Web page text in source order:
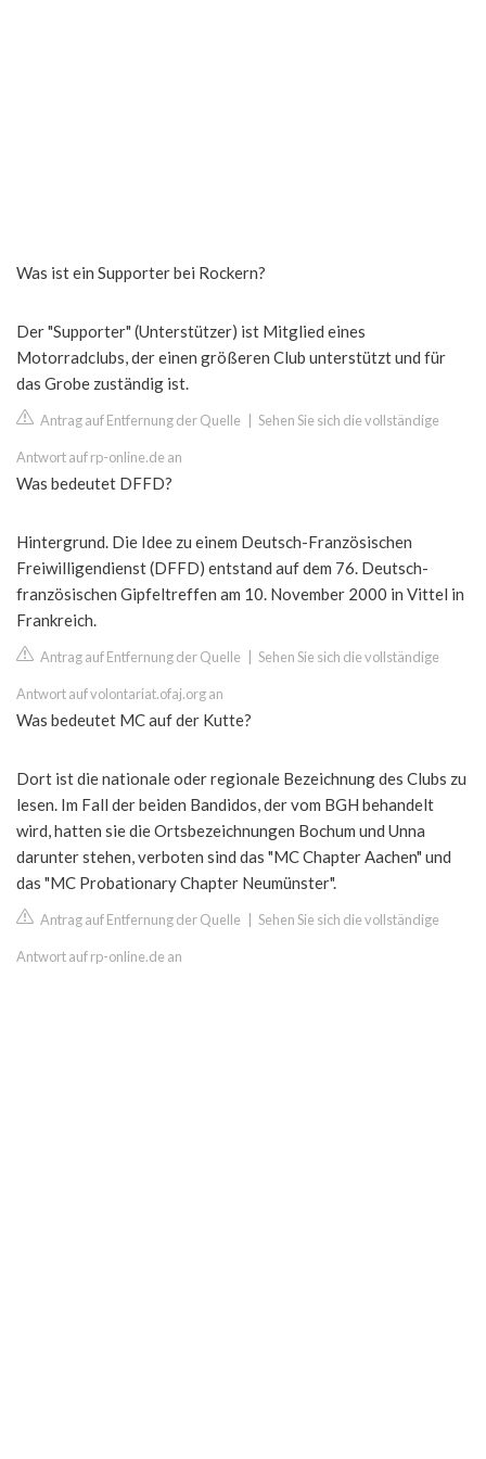
Was ist ein Supporter bei Rockern?
Der "Supporter" (Unterstützer) ist Mitglied eines
Motorradclubs, der einen größeren Club unterstützt und für
das Grobe zuständig ist.
Antrag auf Entfernung der Quelle Sehen Sie sich die vollständige
Antwort auf rp-online.de an
Was bedeutet DFFD?
Hintergrund. Die Idee zu einem Deutsch-Französischen
Freiwilligendienst (DFFD) entstand auf dem 76. Deutsch-
französischen Gipfeltreffen am 10. November 2000 in Vittel in
Frankreich.
Antrag auf Entfernung der Quelle Sehen Sie sich die vollständige
Antwort auf volontariat.ofaj.org an
Was bedeutet MC auf der Kutte?
Dort ist die nationale oder regionale Bezeichnung des Clubs zu
lesen. Im Fall der beiden Bandidos, der vom BGH behandelt
wird, hatten sie die Ortsbezeichnungen Bochum und Unna
darunter stehen, verboten sind das "MC Chapter Aachen" und
das "MC Probationary Chapter Neumünster".
Antrag auf Entfernung der Quelle Sehen Sie sich die vollständige
Antwort auf rp-online.de an